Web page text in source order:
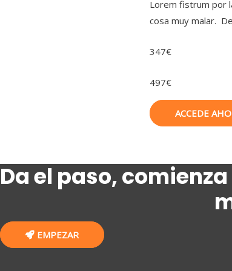
Lorem fistrum por
cosa muy malar.
347€
497€
ACCEDE
Da el paso,
EMPEZAR